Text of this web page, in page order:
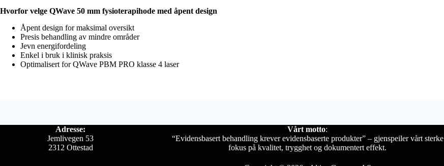
Hvorfor velge QWave 50 mm fysioterapihode med åpent design
Åpent design for maksimal oversikt
Presis behandling av mindre områder
Jevn energifordeling
Enkel i bruk i klinisk praksis
Optimalisert for QWave PBM PRO klasse 4 laser
Adresse:
Jemlivegen 53
2312 Ottestad
Vårt motto:
“Evidensbasert behandling krever evidensbaserte produkter” – gjenspeiler vårt sterke
fokus på kvalitet, trygghet og dokumentert effekt.